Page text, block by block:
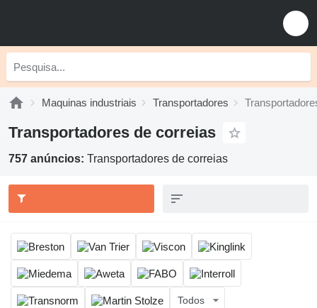
Maquinas industriais Transportadores
Transportadores de correias
757 anúncios: Transportadores de correias
Todos